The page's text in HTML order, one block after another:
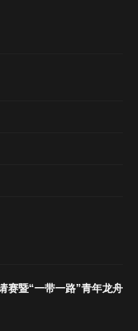
赛暨“一带一路”青年龙舟